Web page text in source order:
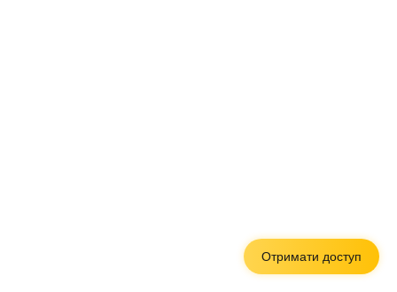
Отримати доступ